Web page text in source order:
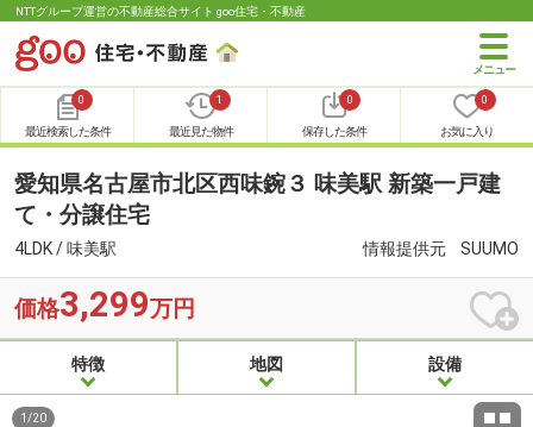
NTTグループ運営の不動産総合サイト goo住宅・不動産
0
最近検索した条件
1
最近見た物件
0
保存した条件
0
お気に入り
愛知県名古屋市北区西味鋺３ 味美駅 新築一戸建
て・分譲住宅
4LDK / 味美駅 情報提供元 SUUMO
価格3,299万円
特徴 地図 設備
1 /20